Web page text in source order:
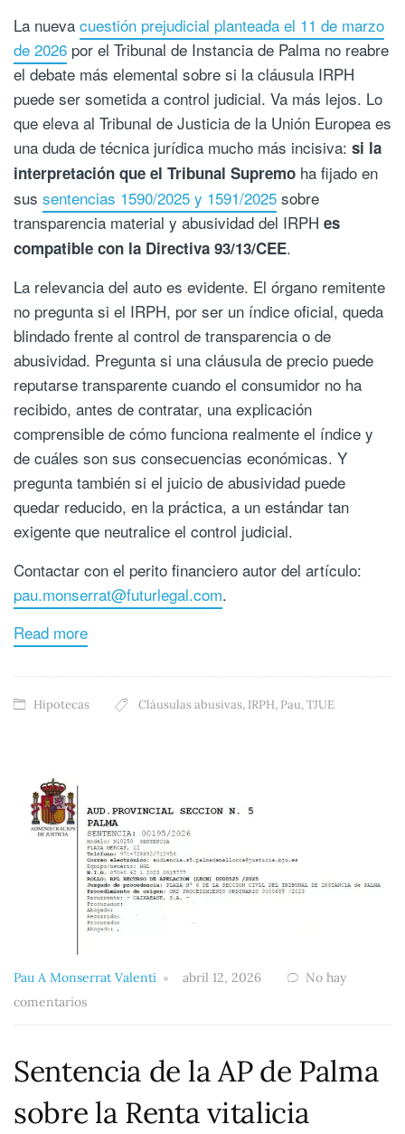
La nueva cuestión prejudicial planteada el 11 de marzo
de 2026 por el Tribunal de Instancia de Palma no reabre
el debate más elemental sobre si la cláusula IRPH
puede ser sometida a control judicial. Va más lejos. Lo
que eleva al Tribunal de Justicia de la Unión Europea es
una duda de técnica jurídica mucho más incisiva: si la
interpretación que el Tribunal Supremo ha fijado en
sus sentencias 1590/2025 y 1591/2025 sobre
transparencia material y abusividad del IRPH es
compatible con la Directiva 93/13/CEE.
La relevancia del auto es evidente. El órgano remitente
no pregunta si el IRPH, por ser un índice oficial, queda
blindado frente al control de transparencia o de
abusividad. Pregunta si una cláusula de precio puede
reputarse transparente cuando el consumidor no ha
recibido, antes de contratar, una explicación
comprensible de cómo funciona realmente el índice y
de cuáles son sus consecuencias económicas. Y
pregunta también si el juicio de abusividad puede
quedar reducido, en la práctica, a un estándar tan
exigente que neutralice el control judicial.
Contactar con el perito financiero autor del artículo:
pau.monserrat@futurlegal.com.
Read more
Hipotecas Cláusulas abusivas, IRPH, Pau,TJUE
Pau A Monserrat Valenti abril 12, 2026
No hay
comentarios
Sentencia de la AP de Palma
sobre la Renta vitalicia